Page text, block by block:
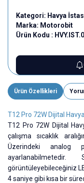
Kategori: Havya
Marka: Motorobit
Ürün Kodu :
Ürün Özellikleri
T12 Pro 72W Dijital
T12 Pro 72W Dijital
çalışma sıcaklık
Üzerindeki analog
görüntüleyebileceğiniz
4 saniye gibi kısa bir